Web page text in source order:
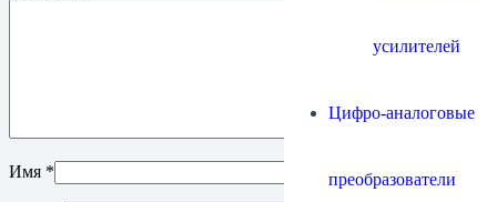
усилителей
Цифро-аналоговые
преобразователи
Имя *